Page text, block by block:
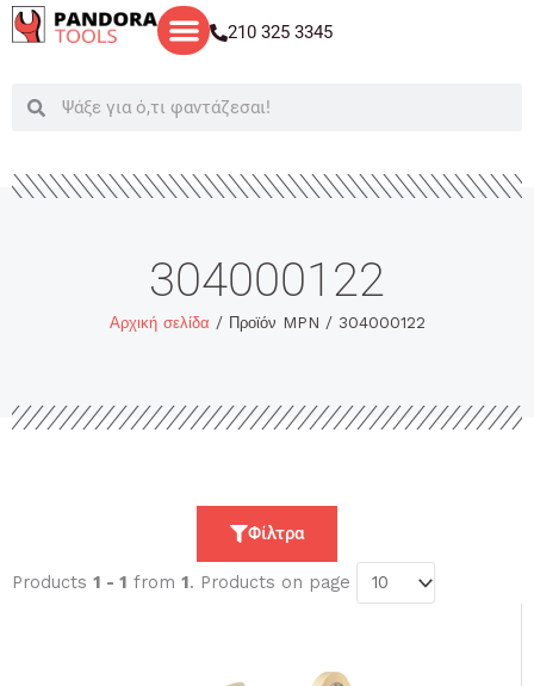
Μετάβαση
στο
210 325 3345
SearchSearch
304000122
Αρχική σελίδα / Προϊόν MPN / 304000122
Φίλτρα
Products 1 - 1 from 1. Products on page